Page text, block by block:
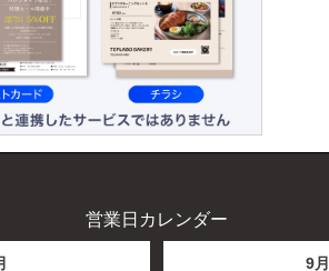
営業日カレンダー
9月